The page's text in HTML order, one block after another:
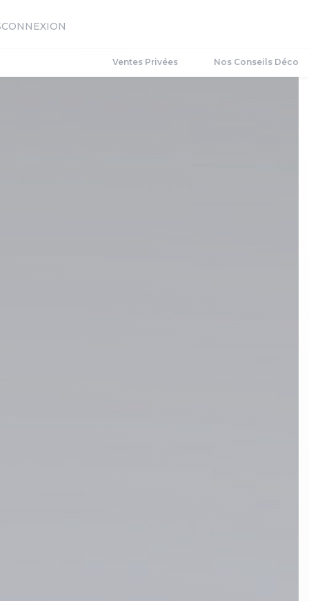
CONNEXION
Ventes Privées Nos Conseils Déco